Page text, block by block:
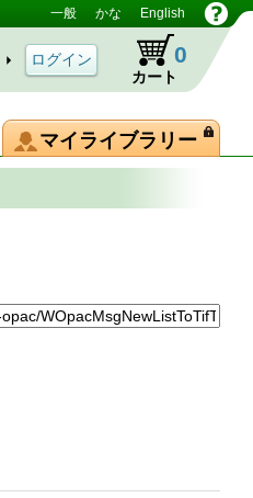
一般 かな English
カート
0
マイライブラリー